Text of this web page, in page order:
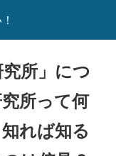
所」につ
所って何
れば知る